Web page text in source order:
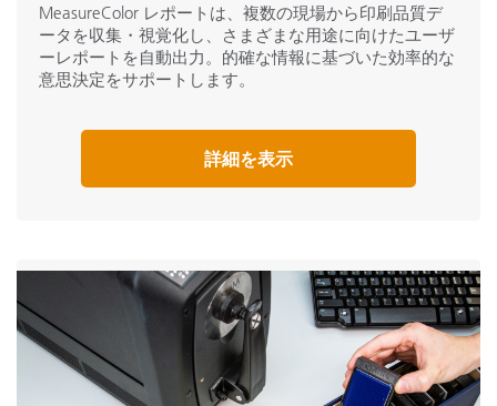
MeasureColor レポートは、複数の現場から印刷品質デ
ータを収集・視覚化し、さまざまな用途に向けたユーザ
ーレポートを自動出力。的確な情報に基づいた効率的な
意思決定をサポートします。
詳細を表示